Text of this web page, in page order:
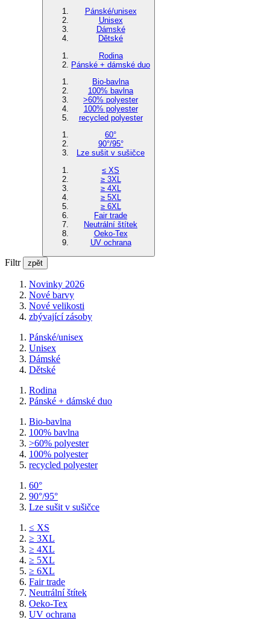
Pánské/unisex
Unisex
Dámské
Dětské
Rodina
Pánské + dámské duo
Bio-bavlna
100% bavlna
>60% polyester
100% polyester
recycled polyester
60°
90°/95°
Lze sušit v sušičce
≤ XS
≥ 3XL
≥ 4XL
≥ 5XL
≥ 6XL
Fair trade
Neutrální štítek
Oeko-Tex
UV ochrana
Filtr zpět
Novinky 2026
Nové barvy
Nové velikosti
zbývající zásoby
Pánské/unisex
Unisex
Dámské
Dětské
Rodina
Pánské + dámské duo
Bio-bavlna
100% bavlna
>60% polyester
100% polyester
recycled polyester
60°
90°/95°
Lze sušit v sušičce
≤ XS
≥ 3XL
≥ 4XL
≥ 5XL
≥ 6XL
Fair trade
Neutrální štítek
Oeko-Tex
UV ochrana